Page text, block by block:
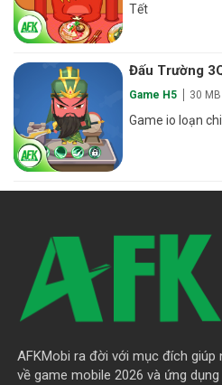
Tết
Đấu Trường
Game H5 30 MB
Game io loạn
AFKMobi ra đời với mục đích
về game mobile 2026 và ứng